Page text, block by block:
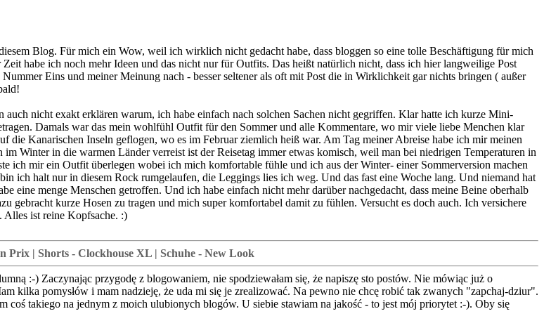
Blog. Für mich ein Wow, weil ich wirklich nicht gedacht habe, dass bloggen so eine tolle Beschäftigung für mich
habe ich noch mehr Ideen und das nicht nur für Outfits. Das heißt natürlich nicht, dass ich hier langweilige Post
Eins und meiner Meinung nach - besser seltener als oft mit Post die in Wirklichkeit gar nichts bringen ( außer
auch nicht exakt erklären warum, ich habe einfach nach solchen Sachen nicht gegriffen. Klar hatte ich kurze Mini-
Damals war das mein wohlfühl Outfit für den Sommer und alle Kommentare, wo mir viele liebe Menchen klar
die Kanarischen Inseln geflogen, wo es im Februar ziemlich heiß war. Am Tag meiner Abreise habe ich mir meinen
Winter in die warmen Länder verreist ist der Reisetag immer etwas komisch, weil man bei niedrigen Temperaturen in
ich mir ein Outfit überlegen wobei ich mich komfortable fühle und ich aus der Winter- einer Sommerversion machen
ich halt nur in diesem Rock rumgelaufen, die Leggings lies ich weg. Und das fast eine Woche lang. Und niemand hat
eine menge Menschen getroffen. Und ich habe einfach nicht mehr darüber nachgedacht, dass meine Beine oberhalb
gebracht kurze Hosen zu tragen und mich super komfortabel damit zu fühlen. Versucht es doch auch. Ich versichere
Alles ist reine Kopfsache. :)
Prix | Shorts - Clockhouse XL | Schuhe - New Look
:-) Zaczynając przygodę z blogowaniem, nie spodziewałam się, że napiszę sto postów. Nie mówiąc już o
kilka pomysłów i mam nadzieję, że uda mi się je zrealizować. Na pewno nie chcę robić tak zwanych "zapchaj-dziur".
takiego na jednym z moich ulubionych blogów. U siebie stawiam na jakość - to jest mój priorytet :-). Oby się